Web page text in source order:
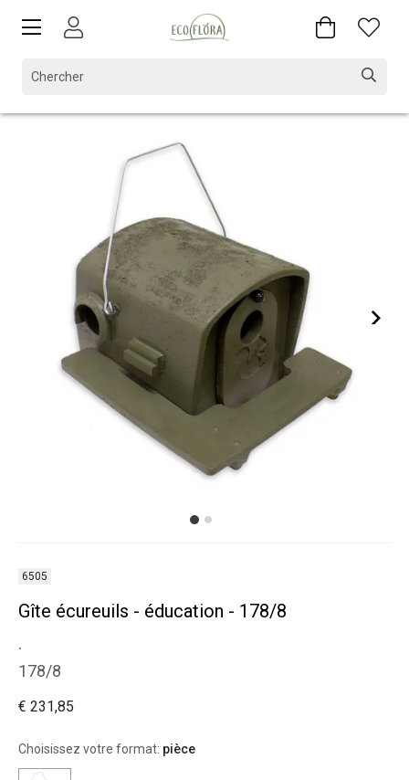
6505
Gîte écureuils - éducation - 178/8
.
178/8
€ 231,85
Choisissez votre format: pièce